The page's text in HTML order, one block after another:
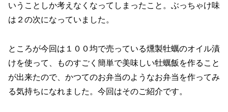
いうことしか考えなくなってしまったこと。ぶっちゃけ味
は２の次になっていました。
ところが今回は１００均で売っている燻製牡蠣のオイル漬
けを使って、ものすごく簡単で美味しい牡蠣飯を作ること
が出来たので、かつてのお弁当のようなお弁当を作ってみ
る気持ちになれました。今回はそのご紹介です。